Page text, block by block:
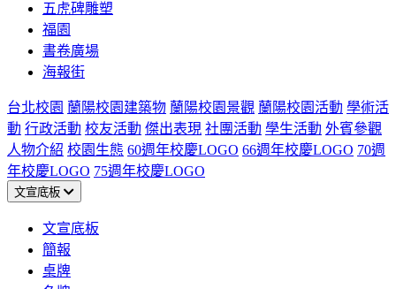
五虎碑雕塑
福園
書卷廣場
海報街
台北校園 蘭陽校園建築物 蘭陽校園景觀 蘭陽校園活動 學術活
動 行政活動 校友活動 傑出表現 社團活動 學生活動 外賓參觀
人物介紹 校園生態 60週年校慶LOGO 66週年校慶LOGO 70週
年校慶LOGO 75週年校慶LOGO
文宣底板
文宣底板
簡報
桌牌